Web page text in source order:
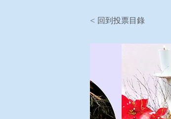
< 回到投票目錄